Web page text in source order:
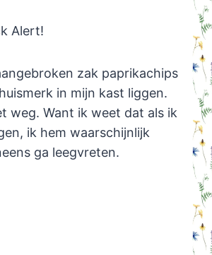
Alert!
zak paprikachips
in mijn kast liggen.
weg. Want ik weet dat als ik
ik hem waarschijnlijk
ga leegvreten.